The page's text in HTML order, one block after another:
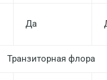
Да
Транзиторная флора